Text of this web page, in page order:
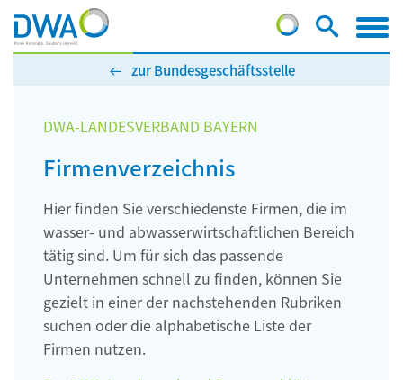
zur Bundesgeschäftsstelle
DWA-LANDESVERBAND BAYERN
Firmenverzeichnis
Hier finden Sie verschiedenste Firmen, die im
wasser- und abwasserwirtschaftlichen Bereich
tätig sind. Um für sich das passende
Unternehmen schnell zu finden, können Sie
gezielt in einer der nachstehenden Rubriken
suchen oder die alphabetische Liste der
Firmen nutzen.